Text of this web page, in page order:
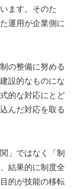
ます。そのた
運用が企業側に
の整備に努める
設的なものにな
的な対応にとど
んだ対応を取る
」ではなく「制
結果的に制度全
的が技能の移転